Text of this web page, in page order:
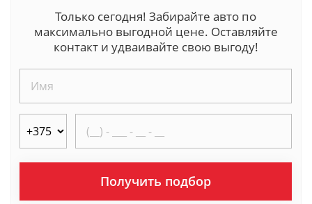
Только сегодня! Забирайте авто по
максимально выгодной цене. Оставляйте
контакт и удваивайте свою выгоду!
Получить подбор